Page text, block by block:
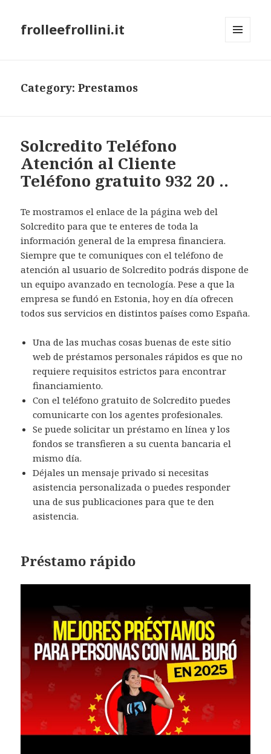
frolleefrollini.it
Category: Prestamos
Solcredito Teléfono
Atención al Cliente
Teléfono gratuito 932 20 ..
Te mostramos el enlace de la página web del
Solcredito para que te enteres de toda la
información general de la empresa financiera.
Siempre que te comuniques con el teléfono de
atención al usuario de Solcredito podrás dispone de
un equipo avanzado en tecnología. Pese a que la
empresa se fundó en Estonia, hoy en día ofrecen
todos sus servicios en distintos países como España.
Una de las muchas cosas buenas de este sitio
web de préstamos personales rápidos es que no
requiere requisitos estrictos para encontrar
financiamiento.
Con el teléfono gratuito de Solcredito puedes
comunicarte con los agentes profesionales.
Se puede solicitar un préstamo en línea y los
fondos se transfieren a su cuenta bancaria el
mismo día.
Déjales un mensaje privado si necesitas
asistencia personalizada o puedes responder
una de sus publicaciones para que te den
asistencia.
Préstamo rápido